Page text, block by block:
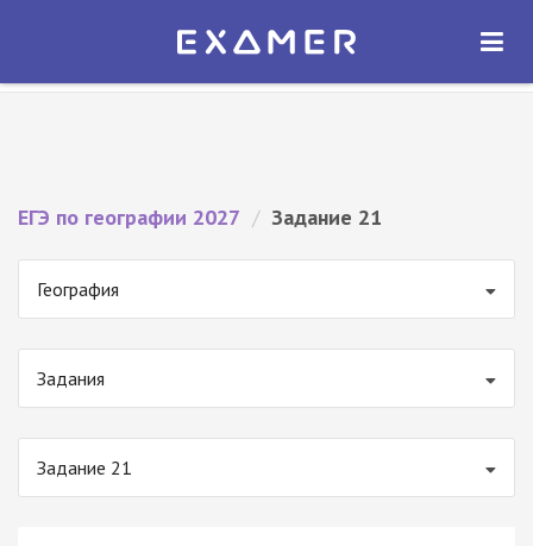
Экзамер — ЕГЭ 2027
ОТКРЫТЬ
ЕГЭ по географии 2027 / Задание 21
География
Задания
Задание 21